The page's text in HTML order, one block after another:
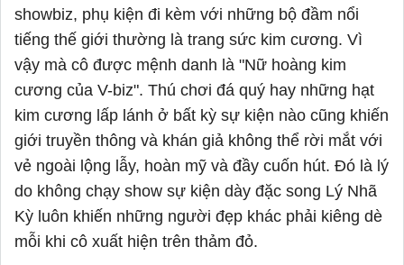
showbiz, phụ kiện đi kèm với những bộ đầm nổi
tiếng thế giới thường là trang sức kim cương. Vì
vậy mà cô được mệnh danh là "Nữ hoàng kim
cương của V-biz". Thú chơi đá quý hay những hạt
kim cương lấp lánh ở bất kỳ sự kiện nào cũng khiến
giới truyền thông và khán giả không thể rời mắt với
vẻ ngoài lộng lẫy, hoàn mỹ và đầy cuốn hút. Đó là lý
do không chạy show sự kiện dày đặc song Lý Nhã
Kỳ luôn khiến những người đẹp khác phải kiêng dè
mỗi khi cô xuất hiện trên thảm đỏ.